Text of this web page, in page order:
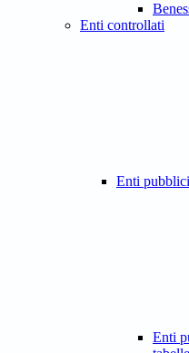
Enti controllati
Enti
Enti